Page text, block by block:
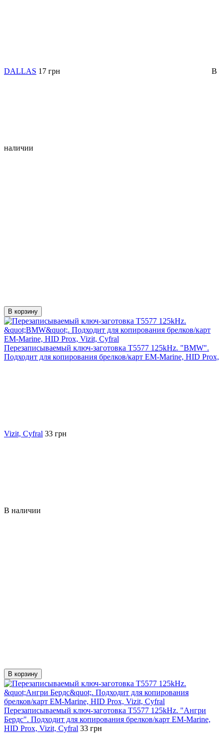
DALLAS 17 грн В
наличии
В корзину
Перезаписываемый ключ-заготовка T5577 125kHz. "BMW".
Подходит для копирования брелков/карт EM-Marine, HID Prox,
Vizit, Cyfral 33 грн
В наличии
В корзину
Перезаписываемый ключ-заготовка T5577 125kHz. "Ангри
Бердс". Подходит для копирования брелков/карт EM-Marine,
HID Prox, Vizit, Cyfral 33 грн